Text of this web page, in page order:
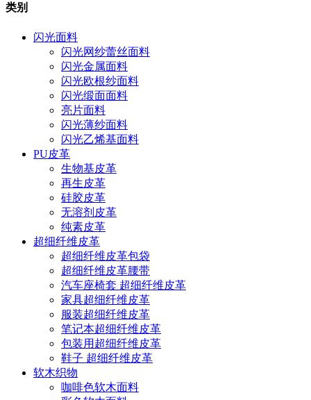
类别
闪光面料
闪光网纱蕾丝面料
闪光金属面料
闪光欧根纱面料
闪光缎面面料
亮片面料
闪光薄纱面料
闪光乙烯基面料
PU皮革
生物基皮革
再生皮革
硅胶皮革
无溶剂皮革
纯素皮革
超细纤维皮革
超细纤维皮革包袋
超细纤维皮革腰带
汽车座椅套 超细纤维皮革
家具超细纤维皮革
服装超细纤维皮革
笔记本超细纤维皮革
包装用超细纤维皮革
鞋子 超细纤维皮革
软木织物
咖啡色软木面料